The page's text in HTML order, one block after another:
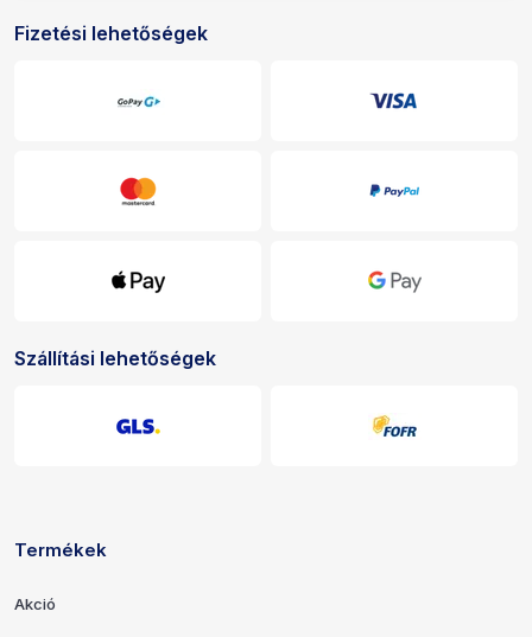
Fizetési és kézbesítési lehetőségek
Fizetési lehetőségek
Szállítási lehetőségek
Hivatkozások és elérhetőségek
Termékek
Akció